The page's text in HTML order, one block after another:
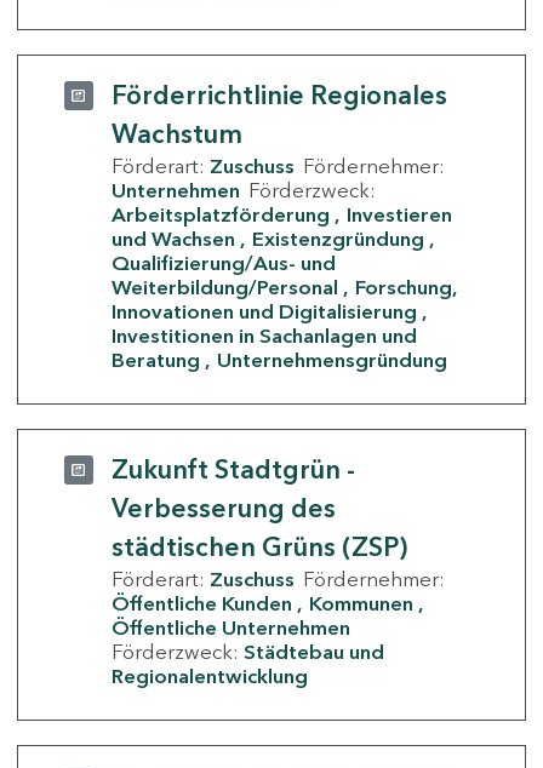
Förderrichtlinie Regionales
Wachstum
Förderart: Zuschuss Fördernehmer:
Unternehmen Förderzweck:
Arbeitsplatzförderung
Investieren
und Wachsen
Existenzgründung
Qualifizierung/Aus- und
Weiterbildung/Personal
Forschung,
Innovationen und Digitalisierung
Investitionen in Sachanlagen und
Beratung
Unternehmensgründung
Zukunft Stadtgrün -
Verbesserung des
städtischen Grüns (ZSP)
Förderart: Zuschuss Fördernehmer:
Öffentliche Kunden
Kommunen
Öffentliche Unternehmen
Förderzweck: Städtebau und
Regionalentwicklung